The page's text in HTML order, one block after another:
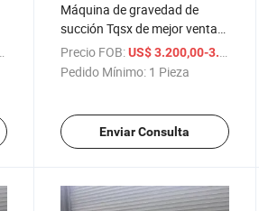
/ Pieza
Máquina de gravedad de
succión Tqsx de mejor venta
con alta calidad
Precio FOB: US$ 3.200,00-3.400,00
Pedido Mínimo: 1 Pieza
Enviar Consulta